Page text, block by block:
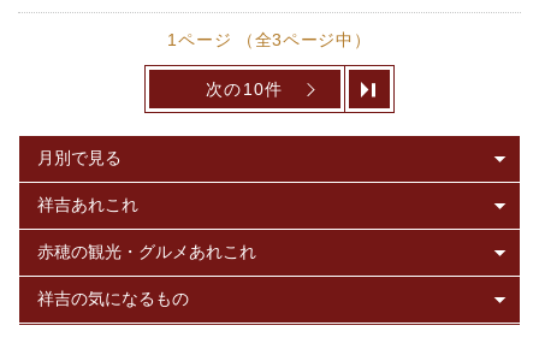
1ページ （全3ページ中）
次の10件